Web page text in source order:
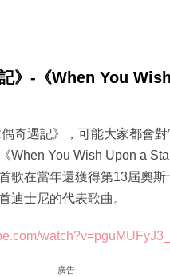
》-《When You
奇遇記》，可能大家都會
When You Wish Upon a
歌在當年還獲得第13屆奧斯
迪士尼的代表歌曲。
廣告